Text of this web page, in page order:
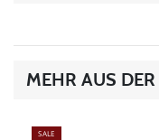
MEHR AUS
SALE